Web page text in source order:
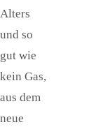
Alters
und so
gut wie
kein Gas,
aus dem
neue